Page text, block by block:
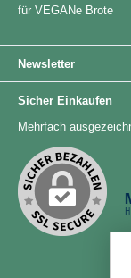
für VEGANe Brote
Newsletter
Sicher Einkaufen
Mehrfach